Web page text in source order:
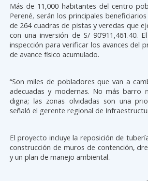
Más de 11,000 habitantes del centro
Perené, serán los principales
de 264 cuadras de pistas y veredas que
con una inversión de S/ 90’911,461.40.
inspección para verificar los avances del
de avance físico acumulado.
“Son miles de pobladores que van a
adecuadas y modernas. No más barro
digna; las zonas olvidadas son una
señaló el gerente regional de
El proyecto incluye la reposición de
construcción de muros de contención,
y un plan de manejo ambiental.